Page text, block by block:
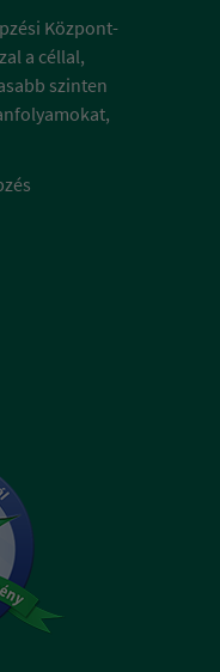
Központ-
a céllal,
szinten